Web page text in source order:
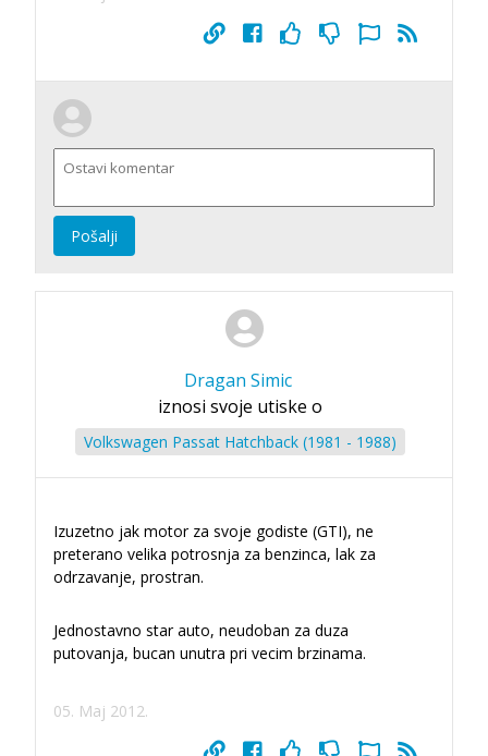
Pošalji
Dragan Simic
iznosi svoje utiske o
Volkswagen Passat Hatchback (1981 - 1988)
Izuzetno jak motor za svoje godiste (GTI), ne
preterano velika potrosnja za benzinca, lak za
odrzavanje, prostran.
Jednostavno star auto, neudoban za duza
putovanja, bucan unutra pri vecim brzinama.
05. Maj 2012.